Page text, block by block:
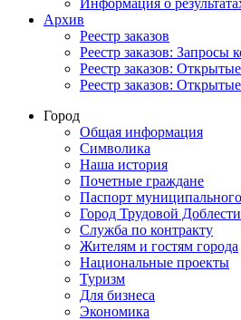
Архив
Реестр заказов
Реестр заказов: Запросы
Реестр заказов:
Реестр заказов:
Город
Общая информация
Символика
Наша история
Почетные граждане
Паспорт
Город Трудовой
Служба по контракту
Жителям и гостям города
Национальные проекты
Туризм
Для бизнеса
Экономика